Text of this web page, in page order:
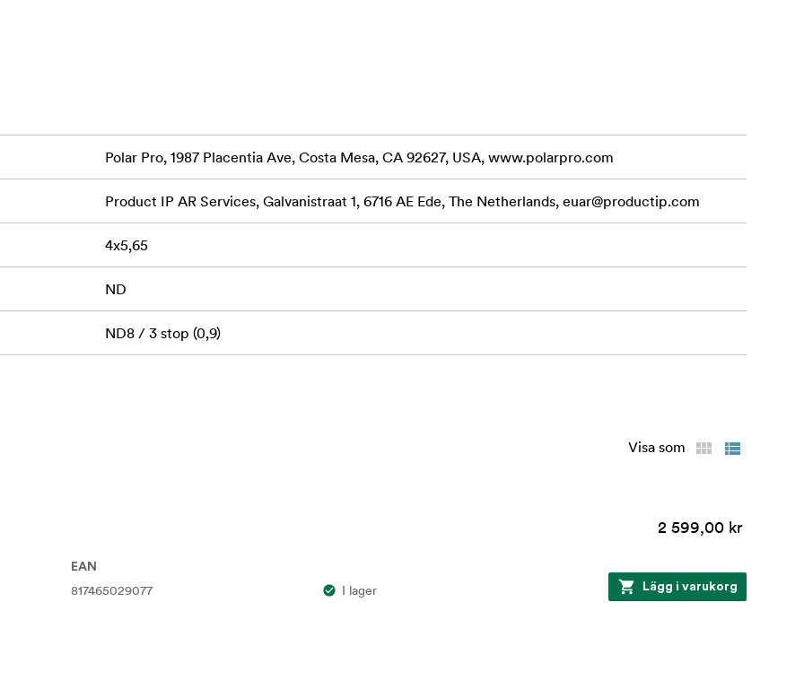
möjlighet till kontroll av skärpedjup, rörelseoskärpa och långa
och fotografer som behöver pålitlig, högkvalitativ ljusreduktion i ett
levererar filmiska bilder med precision och enkelhet.
Polar Pro, 1987 Placentia Ave, Costa Mesa, CA 92627, USA, www.polarpro.com
Product IP AR Services, Galvanistraat 1, 6716 AE Ede, The Netherlands, euar@productip.com
4x5,65
ND
ND8 / 3 stop (0,9)
Visa som
2 599,00 kr
EAN
817465029077 I lager Lägg i varukorg